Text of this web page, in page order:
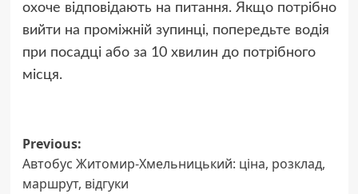
охоче відповідають на питання. Якщо потрібно
вийти на проміжній зупинці, попередьте водія
при посадці або за 10 хвилин до потрібного
місця.
Post
navigation
Previous:
Автобус Житомир-Хмельницький: ціна, розклад,
маршрут, відгуки